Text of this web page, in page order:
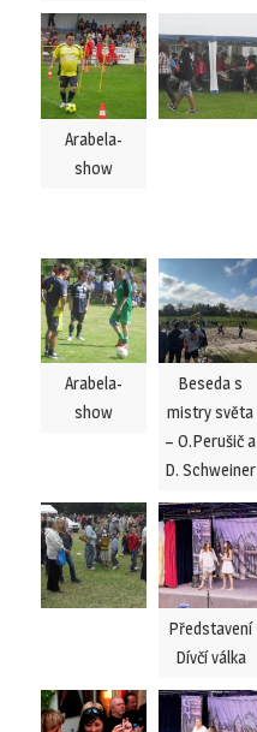
Arabela-
show
Arabela-
show
Beseda s
mistry světa
– O.Perušič a
D. Schweiner
Představení
Dívčí válka